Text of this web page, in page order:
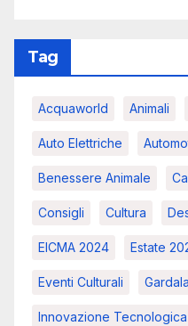
Tag
Acquaworld Animali
Auto Elettriche
Benessere Animale
Consigli Cultura
EICMA 2024 Estate
Eventi Culturali
Innovazione Tecnologica